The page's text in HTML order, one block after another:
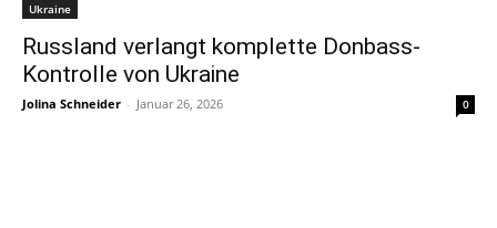
Ukraine
Russland verlangt komplette Donbass-
Kontrolle von Ukraine
Jolina Schneider - Januar 26, 2026 0